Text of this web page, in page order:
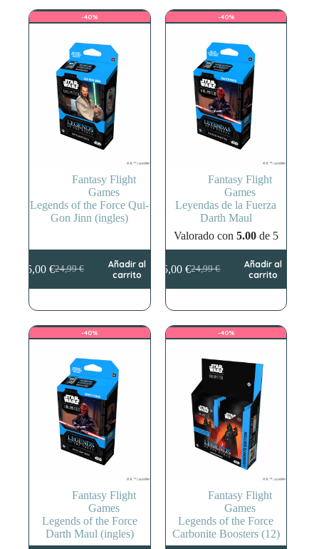
24,99 €.
19,99 €.
24,99 €.
15,00 €.
-40%
Fantasy Flight
Games
Legends of the Force Qui-
Gon Jinn (ingles)
24,99€
El
precio
era:
24,99 €.
15,00 €El
precio
es:
15,00 €.
Añadir al
carrito
-40%
Fantasy Flight
Games
Leyendas de la Fuerza
Darth Maul
Valorado con 5.00de 5
24,99€
El
precio
era:
24,99 €.
15,00€El
precio
es:
15,00 €.
Añadir al
carrito
-40%
Fantasy Flight
Games
Legends of the Force
Darth Maul (ingles)
-40%
Fantasy Flight
Games
Legends of the Force
Carbonite Boosters (12)